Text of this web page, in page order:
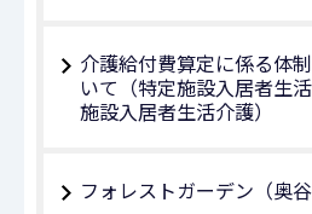
介護給付費算定に係る体
いて（特定施設入居者生
施設入居者生活介護）
フォレストガーデン（奥谷